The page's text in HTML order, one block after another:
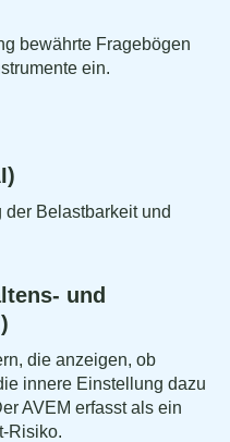
bewährte Fragebögen
ein.
Belastbarkeit und
und
die anzeigen, ob
innere Einstellung dazu
AVEM erfasst als ein
Risiko.